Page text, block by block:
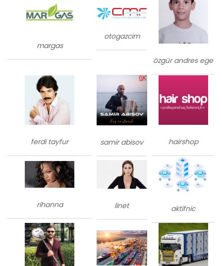
margas
otogazcim
özgür andres ege
ferdi tayfur samir abisov hairshop
rihanna linet aktifnic